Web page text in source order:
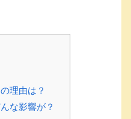
理由は？
な影響が？